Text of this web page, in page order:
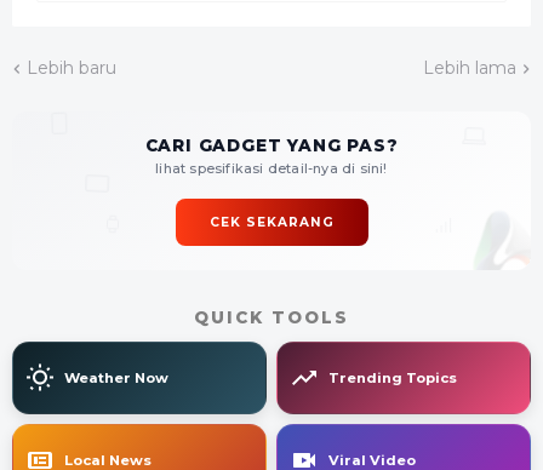
Lebih baru Lebih lama
CARI GADGET YANG PAS?
lihat spesifikasi detail-nya di sini!
CEK SEKARANG
QUICK TOOLS
Weather Now Trending Topics
Local News Viral Video